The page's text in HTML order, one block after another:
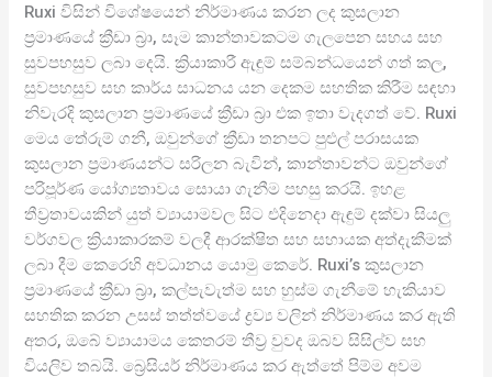
Ruxi විසින් විශේෂයෙන් නිර්මාණය කරන ලද කුසලාන
ප්‍රමාණයේ ක්‍රීඩා බ්‍රා, සෑම කාන්තාවකටම ගැලපෙන සහය සහ
සුවපහසුව ලබා දෙයි. ක්‍රියාකාරී ඇඳුම් සම්බන්ධයෙන් ගත් කල,
සුවපහසුව සහ කාර්ය සාධනය යන දෙකම සහතික කිරීම සඳහා
නිවැරදි කුසලාන ප්‍රමාණයේ ක්‍රීඩා බ්‍රා එක ඉතා වැදගත් වේ. Ruxi
මෙය තේරුම් ගනී, ඔවුන්ගේ ක්‍රීඩා තනපට පුළුල් පරාසයක
කුසලාන ප්‍රමාණයන්ට සරිලන බැවින්, කාන්තාවන්ට ඔවුන්ගේ
පරිපූර්ණ යෝග්‍යතාවය සොයා ගැනීම පහසු කරයි. ඉහළ
තීව්‍රතාවයකින් යුත් ව්‍යායාමවල සිට එදිනෙදා ඇඳුම් දක්වා සියලු
වර්ගවල ක්‍රියාකාරකම් වලදී ආරක්ෂිත සහ සහායක අත්දැකීමක්
ලබා දීම කෙරෙහි අවධානය යොමු කෙරේ. Ruxi’s කුසලාන
ප්‍රමාණයේ ක්‍රීඩා බ්‍රා, කල්පැවැත්ම සහ හුස්ම ගැනීමේ හැකියාව
සහතික කරන උසස් තත්ත්වයේ ද්‍රව්‍ය වලින් නිර්මාණය කර ඇති
අතර, ඔබේ ව්‍යායාමය කෙතරම් තීව්‍ර වුවද ඔබව සිසිල්ව සහ
වියලිව තබයි. බ්‍රෙසියර් නිර්මාණය කර ඇත්තේ පිම්ම අවම